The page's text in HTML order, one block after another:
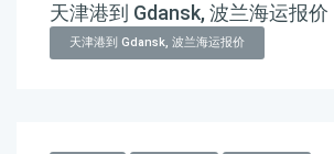
天津港到 Gdansk, 波兰海运报价
天津港到 Gdansk, 波兰海运报价